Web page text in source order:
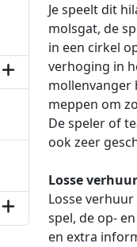
Je speelt dit
molsgat, de
in een cirkel
verhoging in
mollenvanger
meppen om
De speler of
ook zeer
Losse
Losse
spel, de op-
en extra